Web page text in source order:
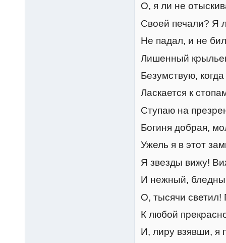
О, я ли не
Своей печали? Я
Не падал, и не
Лишенный
Безумствую,
Ласкается к
Ступаю на
Богиня добрая,
Ужель я в этот
Я звезды вижу!
И нежный,
О, тысячи светил!
К любой
И, лиру взявши, я